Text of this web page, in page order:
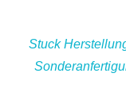
Stuck